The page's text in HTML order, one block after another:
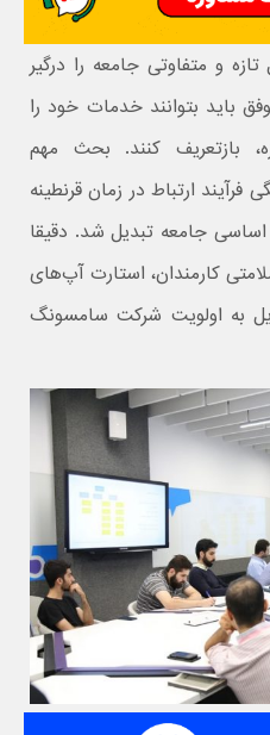
و متفاوتی جامعه را درگیر
باید بتوانند خدمات خود را
بازتعریف کنند. بحث مهم
فرآیند ارتباط در زمان قرنطینه
اساسی جامعه تبدیل ‌شد. دقیقا
کارمندان، استارت آپ‌های
به اولویت شرکت سامسونگ